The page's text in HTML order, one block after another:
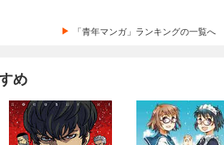
「青年マンガ」ランキングの一覧へ
め